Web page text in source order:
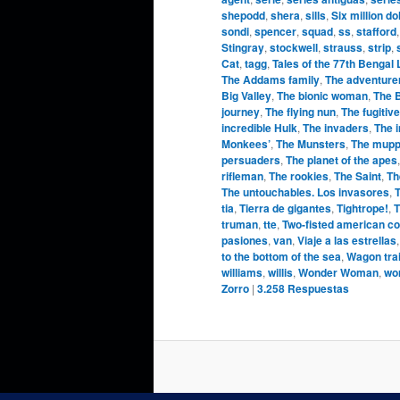
shepodd, shera, sills, Six million
sondi, spencer, squad, ss, stafford,
Stingray, stockwell, strauss, strip,
Cat, tagg, Tales of the 77th Bengal
The Addams family, The
Big Valley, The bionic woman, The
journey, The flying nun, The fugitive
incredible Hulk, The invaders, The
Monkees’, The Munsters, The
persuaders, The planet of the apes,
rifleman, The rookies, The Saint,
The untouchables. Los invasores,
tia, Tierra de gigantes, Tightrope!,
truman, tte, Two-fisted american
pasiones, van, Viaje a las estrellas,
to the bottom of the sea, Wagon
williams, willis, Wonder Woman,
Zorro | 3.258 Respuestas